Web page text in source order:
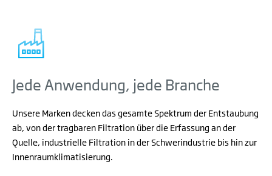
Jede Anwendung, jede Branche
Unsere Marken decken das gesamte Spektrum der Entstaubung
ab, von der tragbaren Filtration über die Erfassung an der
Quelle, industrielle Filtration in der Schwerindustrie bis hin zur
Innenraumklimatisierung.